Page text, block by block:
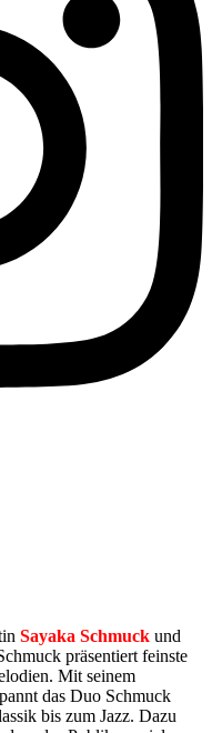
Sayaka Schmuck und
präsentiert feinste
Mit seinem
das Duo Schmuck
bis zum Jazz. Dazu